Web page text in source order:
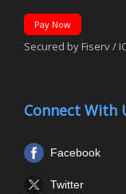
Pay Now
Secured by Fiserv /
Connect With
Facebook
Twitter